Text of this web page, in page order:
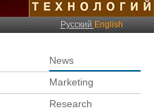
РусскийEnglish
News
Marketing
Research